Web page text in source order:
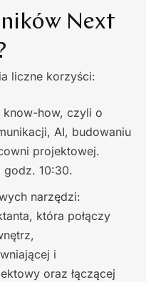
Next
liczne korzyści:
know-how, czyli o
AI, budowaniu
projektowej.
godz. 10:30.
narzędzi:
która połączy
i
oraz łączącej